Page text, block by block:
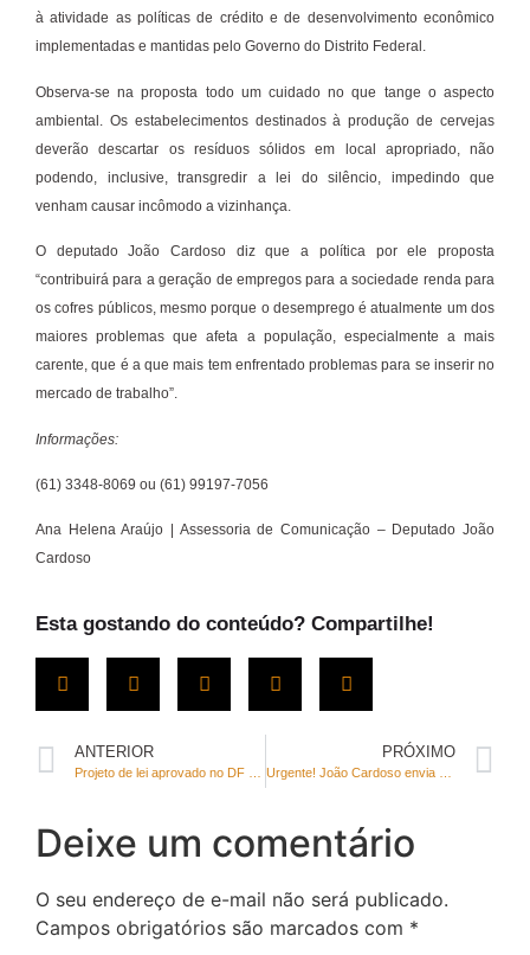
à atividade as políticas de crédito e de desenvolvimento econômico
implementadas e mantidas pelo Governo do Distrito Federal.
Observa-se na proposta todo um cuidado no que tange o aspecto
ambiental. Os estabelecimentos destinados à produção de cervejas
deverão descartar os resíduos sólidos em local apropriado, não
podendo, inclusive, transgredir a lei do silêncio, impedindo que
venham causar incômodo a vizinhança.
O deputado João Cardoso diz que a política por ele proposta
“contribuirá para a geração de empregos para a sociedade renda para
os cofres públicos, mesmo porque o desemprego é atualmente um dos
maiores problemas que afeta a população, especialmente a mais
carente, que é a que mais tem enfrentado problemas para se inserir no
mercado de trabalho”.
Informações:
(61) 3348-8069 ou (61) 99197-7056
Ana Helena Araújo | Assessoria de Comunicação – Deputado João
Cardoso
Esta gostando do conteúdo? Compartilhe!
ANTERIOR PRÓXIMO
Deixe um comentário
O seu endereço de e-mail não será publicado.
Campos obrigatórios são marcados com *